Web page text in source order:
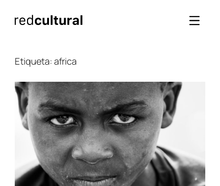
Etiqueta:africa